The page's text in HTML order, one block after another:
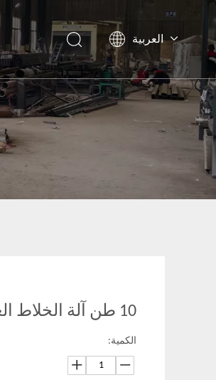
العربية
Pусский
Tiếng Việt
English
简体中文
10 طن آلة الخلاط العمودي
الكمية: